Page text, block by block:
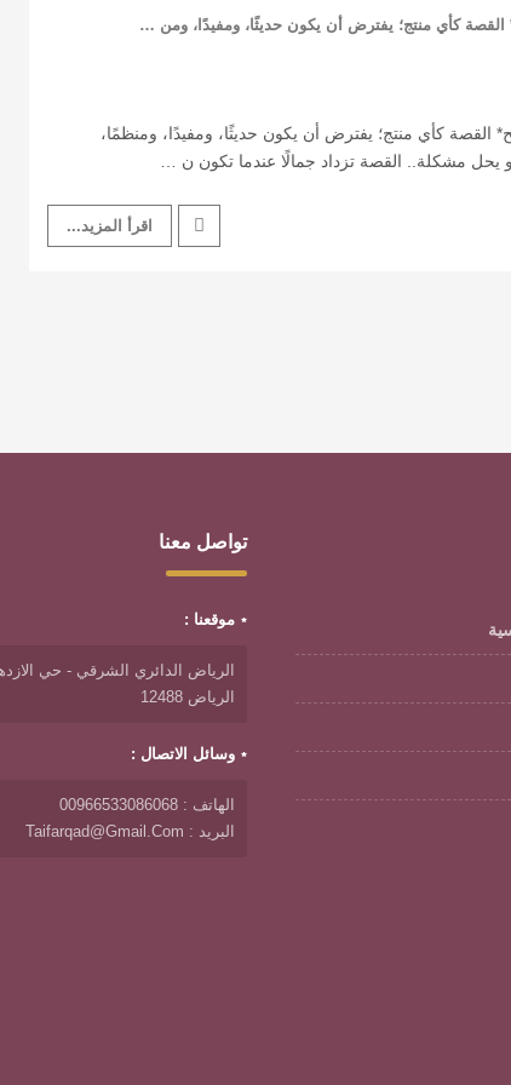
كأي منتج؛ يفترض أن يكون حديثًا، ومفيدًا، ومن …
كأي منتج؛ يفترض أن يكون حديثًا، ومفيدًا، ومنظمًا،
يحل مشكلة.. القصة تزداد جمالًا عندما تكون ن …
اقرأ المزيد...
تواصل معنا
موقعنا :
الرياض الدائري الشرقي - حي
الرياض 12488
وسائل الاتصال :
الهاتف : 00966533086068
البريد : Taifarqad@gmail.com